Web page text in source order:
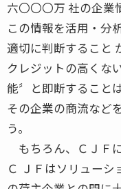
六〇〇〇万 社の企業
この情報を活用・分
適切に判断すること
クレジットの高くな
能〞と即断すること
その企業の商流など
う。
もちろん、ＣＪＦ
Ｃ ＪＦはソリュー